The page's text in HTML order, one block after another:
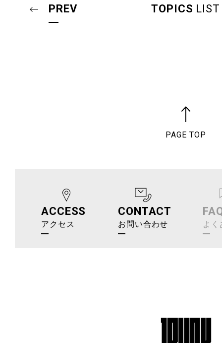
PREV TOPICS LIST
PAGE TOP
ACCESS
アクセス
CONTACT
お問い合わせ よく